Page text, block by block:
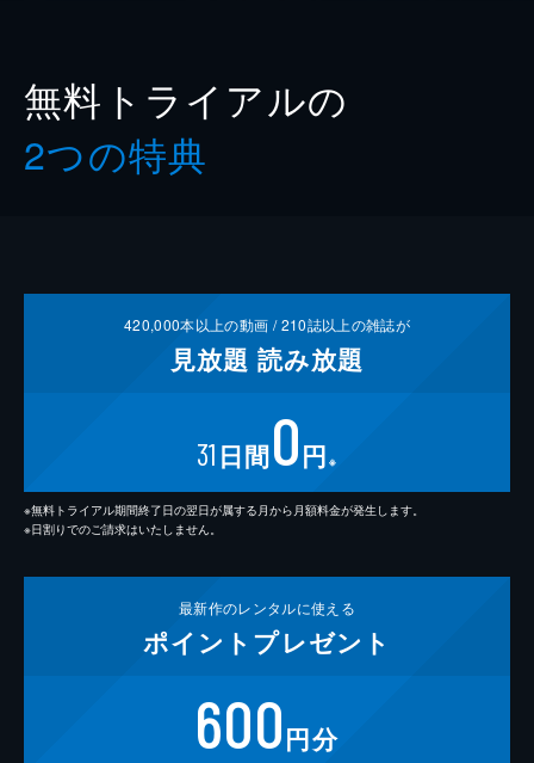
無料トライアルの
2つの特典
420,000本以上の動画 /210誌以上の雑誌が
見放題 読み放題
31 日間0円 ※
※無料トライアル期間終了日の翌日が属する月から月額料金が発生します。
※日割りでのご請求はいたしません。
最新作のレンタルに使える
ポイント プレゼント
600円分